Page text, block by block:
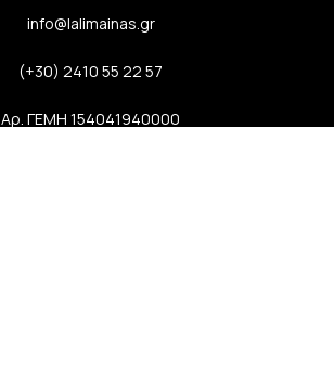
info@lalimainas.gr
(+30) 2410 55 22 57
Αρ. ΓΕΜΗ 154041940000